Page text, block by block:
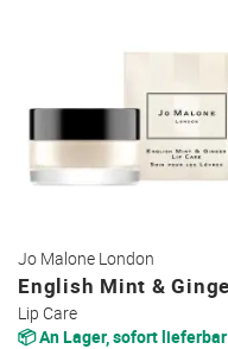
Jo Malone London
English Mint &
Lip Care
📦 An Lager, sofort lieferbar